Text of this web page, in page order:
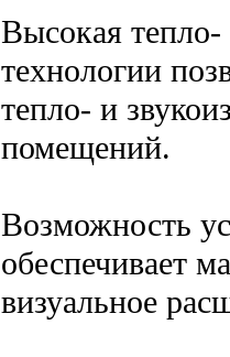
Высокая
технологии
тепло- и
помещений.
Возможность
обеспечивает
визуальное